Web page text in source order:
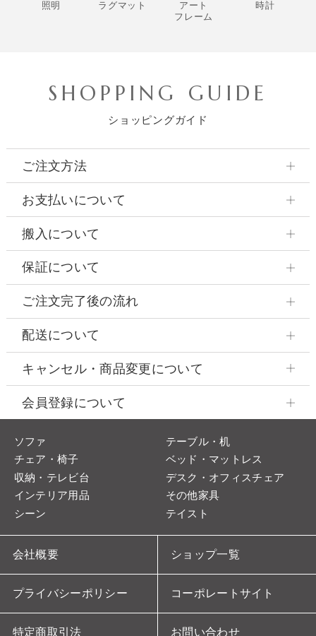
照明 ラグマット
アート
フレーム
時計
SHOPPING GUIDE
ショッピングガイド
ご注文方法
お支払いについて
搬入について
保証について
ご注文完了後の流れ
配送について
キャンセル・商品変更について
会員登録について
会社概要 ショップ一覧
プライバシーポリシー コーポレートサイト
特定商取引法 お問い合わせ
ソファ
テーブル・机
チェア・椅子
ベッド・マットレス
収納・テレビ台
デスク・オフィスチェア
インテリア用品
その他家具
シーン
テイスト